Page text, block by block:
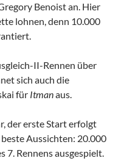
Benoist an. Hier
lohnen, denn 10.000
II-Rennen über
sich auch die
für Itmanaus.
der erste Start erfolgt
Aussichten: 20.000
7. Rennens ausgespielt.